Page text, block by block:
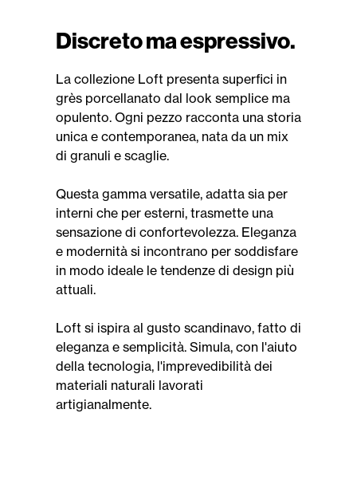
Discreto ma espressivo.
La collezione Loft presenta superfici in
grès porcellanato dal look semplice ma
opulento. Ogni pezzo racconta una storia
unica e contemporanea, nata da un mix
di granuli e scaglie.
Questa gamma versatile, adatta sia per
interni che per esterni, trasmette una
sensazione di confortevolezza. Eleganza
e modernità si incontrano per soddisfare
in modo ideale le tendenze di design più
attuali.
Loft si ispira al gusto scandinavo, fatto di
eleganza e semplicità. Simula, con l'aiuto
della tecnologia, l'imprevedibilità dei
materiali naturali lavorati
artigianalmente.